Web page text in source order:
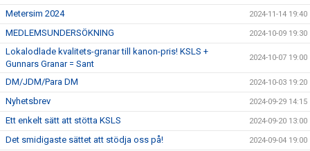
Metersim 2024 2024-11-14 19:40
MEDLEMSUNDERSÖKNING 2024-10-09 19:30
Lokalodlade kvalitets-granar till kanon-pris! KSLS +
Gunnars Granar = Sant
2024-10-07 19:00
DM/JDM/Para DM 2024-10-03 19:20
Nyhetsbrev 2024-09-29 14:15
Ett enkelt sätt att stötta KSLS 2024-09-20 13:00
Det smidigaste sättet att stödja oss på! 2024-09-04 19:00